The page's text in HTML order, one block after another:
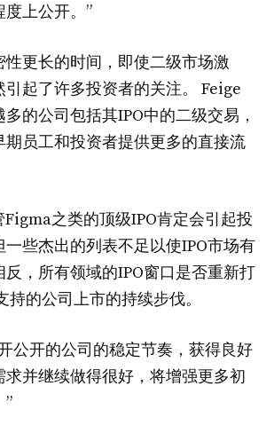
上公开。”
性更长的时间，即使二级市场激
起了许多投资者的关注。 Feige
的公司包括其IPO中的二级交易，
期员工和投资者提供更多的直接流
之类的顶级IPO肯定会引起投
一些杰出的列表不足以使IPO市场有
反，所有领域的IPO窗口是否重新打
持的公司上市的持续步伐。
公开的公司的稳定节奏，获得良好
求并继续做得很好，将增强更多初
”